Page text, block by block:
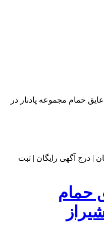
حمام مجموعه پادنار در
حمام